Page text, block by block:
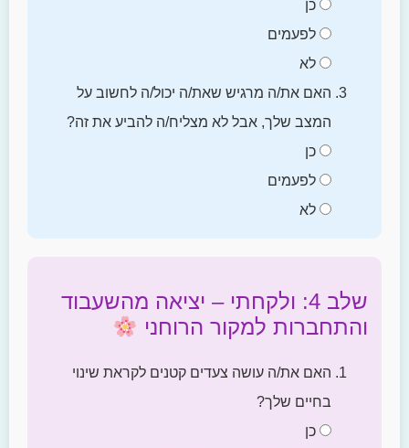
לפעמים
האם את/ה מרגיש שאת/ה יכול/ה לחשוב על
המצב שלך, אבל לא מצליח/ה להביע את זה?
לפעמים
שלב 4: ולקחתי – יציאה מהשעבוד
והתחברות למקור הרוחני
האם את/ה עושה צעדים קטנים לקראת שינוי
בחיים שלך?